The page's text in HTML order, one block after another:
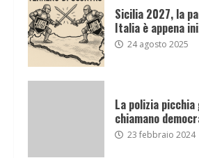
Sicilia 2027, la
Italia è appena
24 agosto 2025
La polizia
chiamano
23 febbraio 2024